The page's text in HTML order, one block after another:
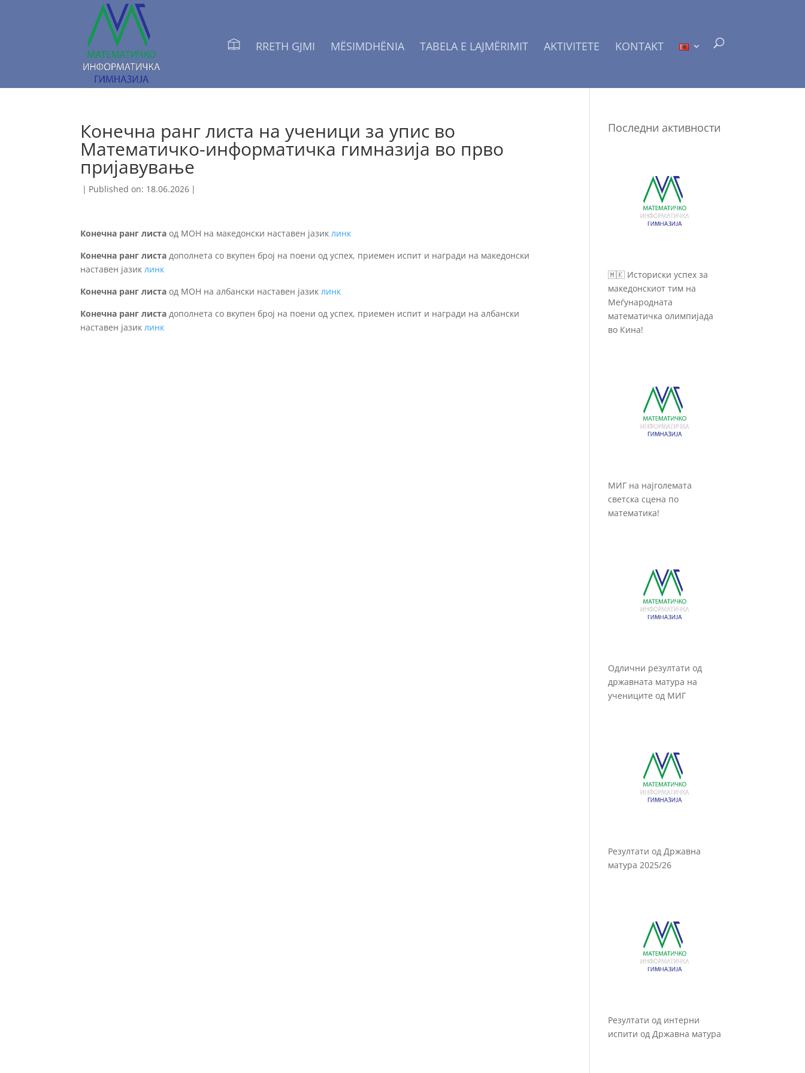
RRETH GJMI MËSIMDHËNIA TABELA E LAJMËRIMIT AKTIVITETE KONTAKT
Конечна ранг листа на ученици за упис во
Математичко-информатичка гимназија во прво
пријавување
| Published on: 18.06.2026 |
Конечна ранг листа од МОН на македонски наставен јазиклинк
Конечна ранг листа дополнета со вкупен број на поени од успех, приемен испит и награди на македонски
наставен јазиклинк
Конечна ранг листа од МОН на албански наставен јазиклинк
Конечна ранг листа дополнета со вкупен број на поени од успех, приемен испит и награди на албански
наставен јазиклинк
Последни активности
🇲🇰 Историски успех за
македонскиот тим на
Меѓународната
математичка олимпијада
во Кина!
МИГ на најголемата
светска сцена по
математика!
Одлични резултати од
државната матура на
учениците од МИГ
Резултати од Државна
матура 2025/26
Резултати од интерни
испити од Државна матура